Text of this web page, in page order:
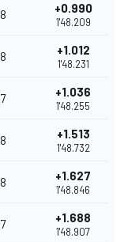
8 +0.990
1'48.209
8 +1.012
1'48.231
7 +1.036
1'48.255
8 +1.513
1'48.732
8 +1.627
1'48.846
7 +1.688
1'48.907